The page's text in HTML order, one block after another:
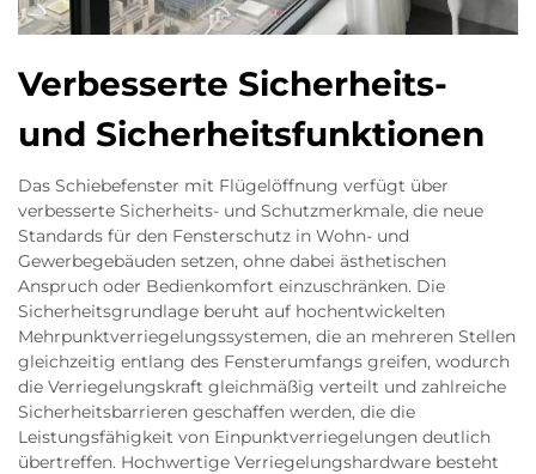
Verbesserte Sicherheits-
und Sicherheitsfunktionen
Das Schiebefenster mit Flügelöffnung verfügt über
verbesserte Sicherheits- und Schutzmerkmale, die neue
Standards für den Fensterschutz in Wohn- und
Gewerbegebäuden setzen, ohne dabei ästhetischen
Anspruch oder Bedienkomfort einzuschränken. Die
Sicherheitsgrundlage beruht auf hochentwickelten
Mehrpunktverriegelungssystemen, die an mehreren Stellen
gleichzeitig entlang des Fensterumfangs greifen, wodurch
die Verriegelungskraft gleichmäßig verteilt und zahlreiche
Sicherheitsbarrieren geschaffen werden, die die
Leistungsfähigkeit von Einpunktverriegelungen deutlich
übertreffen. Hochwertige Verriegelungshardware besteht